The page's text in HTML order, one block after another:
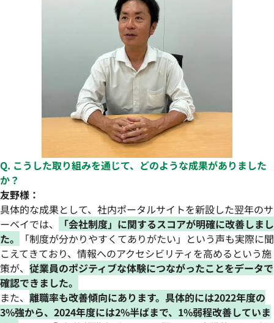
Q. こうした取り組みを通じて、どのような成果がありました
か？
友野様：
具体的な成果として、社内ポータルサイトを新設した翌年のサ
ーベイでは、
「会社制度」に関するスコアが明確に改善しまし
た。
「制度が分かりやすくてありがたい」という声も実際に聞
こえてきており、情報へのアクセシビリティを高めるという施
策が、 従業員のポジティブな体験につながったことをデータで
確認できました。
また、 離職率も改善傾向にあります。具体的には2022年度の
3%強から、2024年度には2%半ばまで、1%弱程改善していま